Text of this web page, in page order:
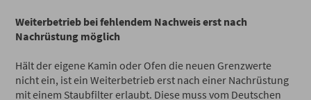
Weiterbetrieb bei fehlendem Nachweis erst nach
Nachrüstung möglich
Hält der eigene Kamin oder Ofen die neuen Grenzwerte
nicht ein, ist ein Weiterbetrieb erst nach einer Nachrüstung
mit einem Staubfilter erlaubt. Diese muss vom Deutschen